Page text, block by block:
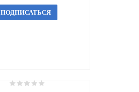
ПОДПИСАТЬСЯ